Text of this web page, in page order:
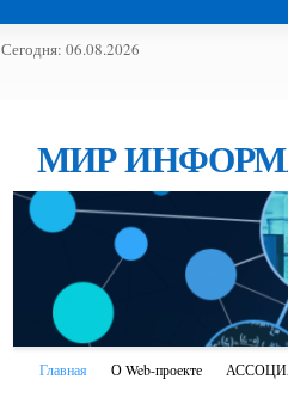
Сегодня: 06.08.2026
МИР
Главная О Web-проекте